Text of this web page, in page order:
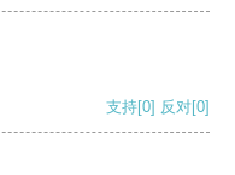
支持[0] 反对[0]